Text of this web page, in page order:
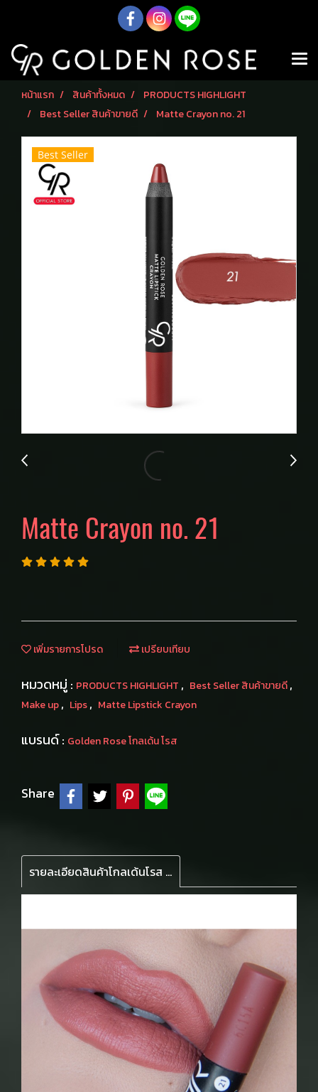
หน้าแรก สินค้าทั้งหมด
PRODUCTS HIGHLIGHT
Best Seller สินค้าขายดี
Matte Crayon no. 21
Best Seller
Matte Crayon no. 21
เพิ่มรายการโปรด เปรียบเทียบ
หมวดหมู่ : PRODUCTS HIGHLIGHT , Best Seller สินค้าขายดี,
Make up, Lips, Matte Lipstick Crayon
แบรนด์ : Golden Rose โกลเด้น โรส
Share
รายละเอียดสินค้าโกลเด้นโรส แมทเครยอน ลิปดินสอตัวดัง เนื้อแมทบางเบา มอบความโดดเด่นให้ริมฝีปากด้วยเม็ดสีสวยคมชัด ติดทนนานตลอดวัน พร้อมบำรุงให้ริมฝีปากเนียนนุ่มชุ่มชื้นยาวนาน แมท เครยอน 21